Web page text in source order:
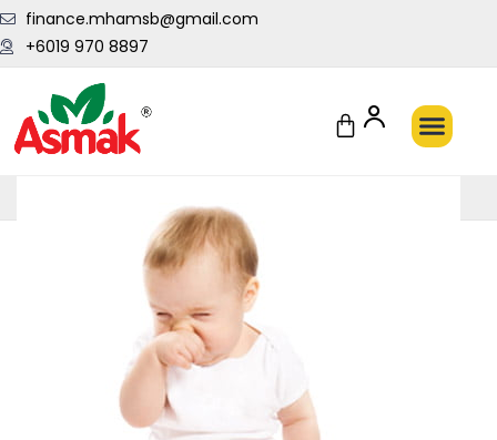
+6019 970 8897
finance.mhamsb@gmail.com